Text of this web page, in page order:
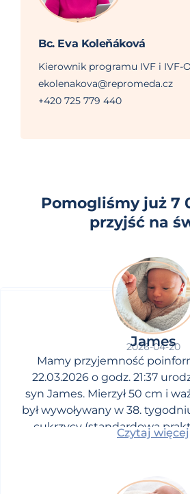
Bc. Eva Koleňáková
Kierownik programu IVF i IVF-
ekolenakova@repromeda.cz
+420 725 779 440
Pomogliśmy już 7
przyjść na
James
2026-04-20
Mamy przyjemność
22.03.2026 o godz. 21:37
syn James. Mierzył 50 cm i
był wywoływany w 38.
cukrzycy (standardowa
Czytaj więcej